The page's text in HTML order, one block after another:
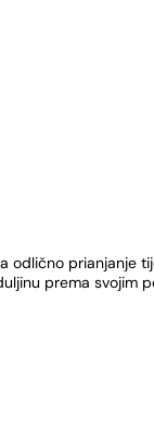
prianjanje
prema svojim